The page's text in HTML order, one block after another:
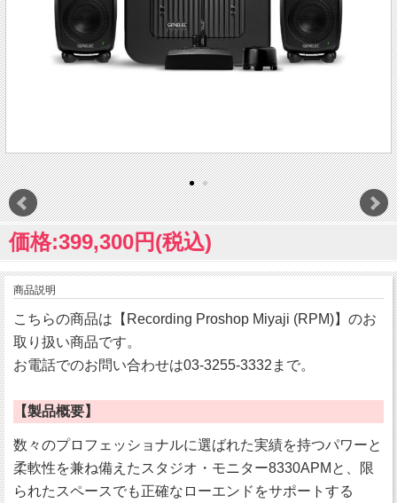
価格:399,300円(税込)
商品説明
こちらの商品は【Recording Proshop Miyaji (RPM)】のお
取り扱い商品です。
お電話でのお問い合わせは03-3255-3332まで。
【製品概要】
数々のプロフェッショナルに選ばれた実績を持つパワーと
柔軟性を兼ね備えたスタジオ・モニター8330APMと、限
られたスペースでも正確なローエンドをサポートする